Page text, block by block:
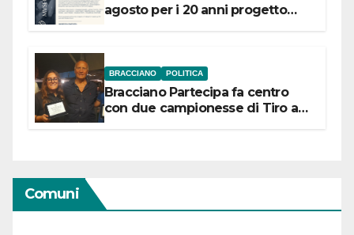
agosto per i 20 anni progetto
BRACCIANO POLITICA
Bracciano Partecipa fa centro
con due campionesse di Tiro a
Comuni